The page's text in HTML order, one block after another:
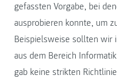
gefassten Vorgabe, bei
ausprobieren konnte, um
Beispielsweise sollten wir
aus dem Bereich
gab keine strikten